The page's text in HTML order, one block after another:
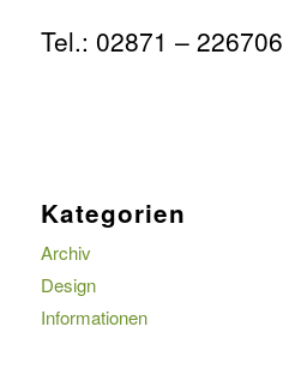
Tel.: 02871 – 226706
Kategorien
Archiv
Design
Informationen